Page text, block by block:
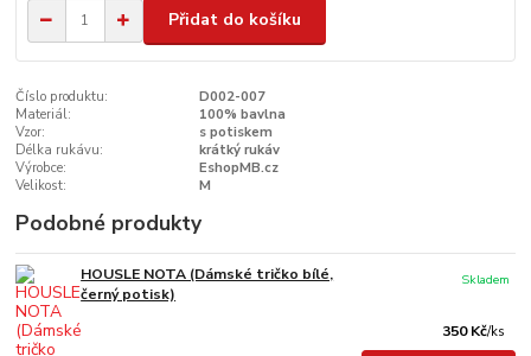
Přidat do košíku
Číslo produktu:
D002-007
Materiál:
100% bavlna
Vzor:
s potiskem
Délka rukávu:
krátký rukáv
Výrobce:
EshopMB.cz
Velikost:
M
Podobné produkty
HOUSLE NOTA (Dámské tričko bílé,
černý potisk)
350 Kč/ks
Skladem